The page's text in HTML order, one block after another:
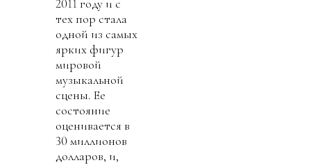
2011 году и с
тех пор стала
одной из самых
ярких фигур
мировой
музыкальной
сцены. Ее
состояние
оценивается в
30 миллионов
долларов, и,